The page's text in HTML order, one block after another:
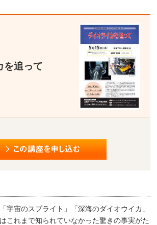
を追って
宇宙のスプライト」「深海のダイオウイカ」
これまで知られていなかった驚きの事実がた